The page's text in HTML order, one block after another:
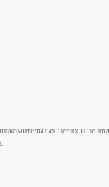
целях и не